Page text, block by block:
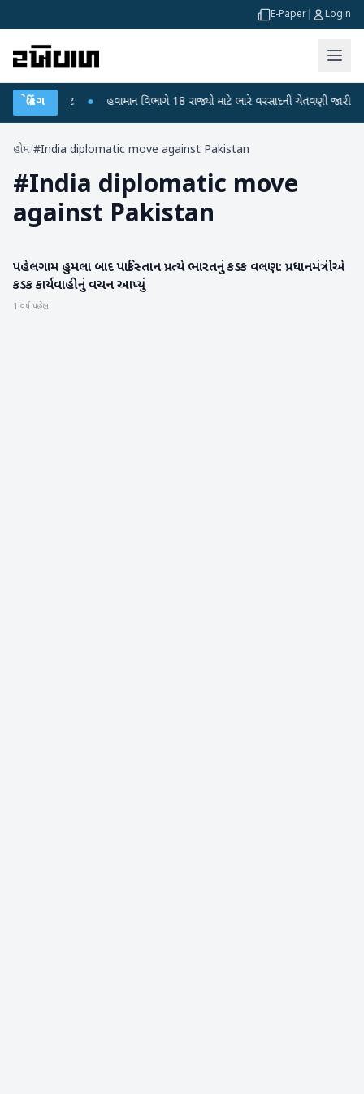
E-Paper Login
બ્રેકિંગ
ફફડાટ ● હવામાન વિભાગે 18 રાજ્યો માટે ભારે વરસાદની ચેતવણી જારી કરી
હોમ/#India diplomatic move against Pakistan
#India diplomatic move
against Pakistan
રાષ્ટ્રીય
પહેલગામ હુમલા બાદ પાકિસ્તાન પ્રત્યે ભારતનું કડક વલણ: પ્રધાનમંત્રીએ
કડક કાર્યવાહીનું વચન આપ્યું
1 વર્ષ પહેલા